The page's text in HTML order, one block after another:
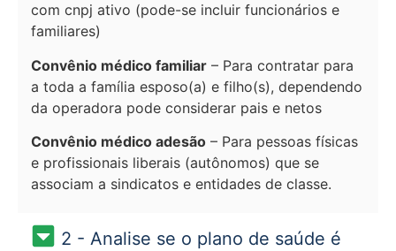
com cnpj ativo (pode-se incluir funcionários e
familiares)
Convênio médico familiar – Para contratar para
a toda a família esposo(a) e filho(s), dependendo
da operadora pode considerar pais e netos
Convênio médico adesão – Para pessoas físicas
e profissionais liberais (autônomos) que se
associam a sindicatos e entidades de classe.
2 - Analise se o plano de saúde é